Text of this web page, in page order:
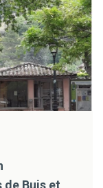
de Buis et